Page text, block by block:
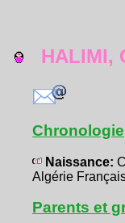
HALIMI,
Chronologie
Naissance:
Algérie
Parents et